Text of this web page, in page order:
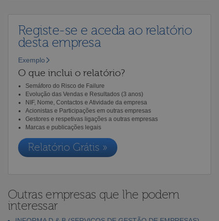
Registe-se e aceda ao relatório
desta empresa
Exemplo
O que inclui o relatório?
Semáforo do Risco de Failure
Evolução das Vendas e Resultados (3 anos)
NIF, Nome, Contactos e Atividade da empresa
Acionistas e Participações em outras empresas
Gestores e respetivas ligações a outras empresas
Marcas e publicações legais
Relatório Grátis »
Outras empresas que lhe podem
interessar